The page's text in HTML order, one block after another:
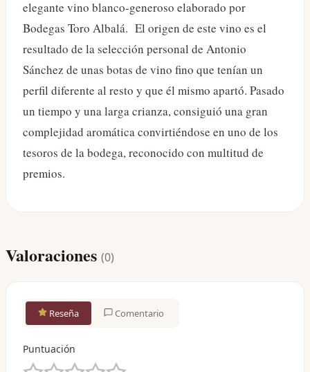
elegante vino blanco-generoso elaborado por
Bodegas Toro Albalá. El origen de este vino es el
resultado de la selección personal de Antonio
Sánchez de unas botas de vino fino que tenían un
perfil diferente al resto y que él mismo apartó. Pasado
un tiempo y una larga crianza, consiguió una gran
complejidad aromática convirtiéndose en uno de los
tesoros de la bodega, reconocido con multitud de
premios.
Valoraciones (0)
Reseña Comentario
Puntuación